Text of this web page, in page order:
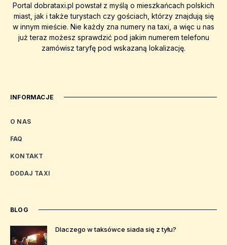
Portal dobrataxi.pl powstał z myślą o mieszkańcach polskich
miast, jak i także turystach czy gościach, którzy znajdują się
w innym mieście. Nie każdy zna numery na taxi, a więc u nas
już teraz możesz sprawdzić pod jakim numerem telefonu
zamówisz taryfę pod wskazaną lokalizację.
INFORMACJE
O NAS
FAQ
KONTAKT
DODAJ TAXI
BLOG
Dlaczego w taksówce siada się z tyłu?